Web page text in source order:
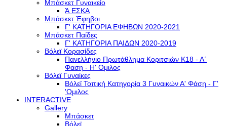
Μπάσκετ Γυναικείο
Ά ΕΣΚΑ
Μπάσκετ Έφηβοι
Γ' ΚΑΤΗΓΟΡΙΑ ΕΦΗΒΩΝ 2020-2021
Μπάσκετ Παίδες
Γ' ΚΑΤΗΓΟΡΙΑ ΠΑΙΔΩΝ 2020-2019
Βόλεϊ Κορασίδες
Πανελλήνιο Πρωτάθλημα Κοριτσιών Κ18 - Α΄
Φαση - H' Ομιλος
Βόλεϊ Γυναίκες
Βόλεϊ Τοπική Κατηγορία 3 Γυναικών Α' Φάση - Γ'
'Ομιλος
INTERACTIVE
Gallery
Μπάσκετ
Βόλεϊ